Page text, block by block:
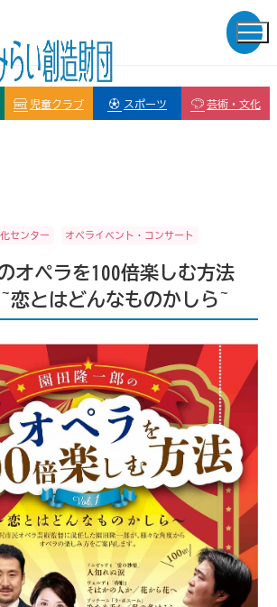
児童クラブ スポーツ 芸術・文化
センター オペライベント・コンサート
オペラを100倍楽しむ方法
とはどんなものかしら~